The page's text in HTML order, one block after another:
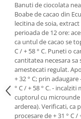
Banuti de ciocolata
Boabe de cacao din
lecitina de soia,
perioada de 12 ore:
ca untul de cacao se
C / + 58 ° C. Puneti o
cantitatea necesara sa
amestecati regulat.
+ 32 ° C; prin
° C / + 58 ° C. -
cuptorul cu
arderea). Verificati, ca
procesare de + 31 ° C